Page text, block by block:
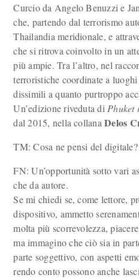
Curcio da Angelo Benuzzi e
che, partendo dal terrorismo
Thailandia meridionale, e
che si ritrova coinvolto in un
più ampie. Tra l’altro, nel
terroristiche coordinate a
dissimili a quanto purtroppo
Un’edizione riveduta di Phuket
dal 2015, nella collanaDelos
TM: Cosa ne pensi del digitale?
FN: Un’opportunità sotto vari
che da autore.
Se mi chiedi se, come lettore,
dispositivo, ammetto
molta più scorrevolezza,
ma immagino che ciò sia in
parte soggettivo, con aspetti
rendo conto possono anche